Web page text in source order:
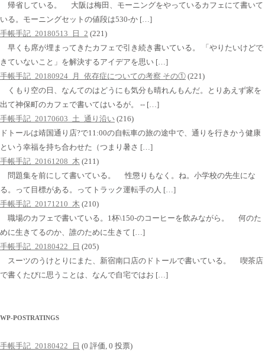
帰省している。 大阪は梅田、モーニングをやっているカフェにて書いて
いる。モーニングセットの値段は530-か […]
手帳手記_20180513_日_2 (221)
早くも席が埋まってきたカフェで引き続き書いている。 「やりたいけどで
きていないこと」を解決するアイデアを思い […]
手帳手記_20180924_月_依存症についての考察 その① (221)
くもり空の日、なんてのはどうにも気分も晴れんもんだ。とりあえず家を
出て神保町のカフェで書いてはいるが。 -- […]
手帳手記_20170603_土_通り沿い (216)
ドトールは靖国通り店?で11:00の自転車の旅の途中で、通りを行きかう健康
という幸福を持ち合わせた（つまり暑さ […]
手帳手記_20161208_木 (211)
問題集を前にして書いている。 性懲りもなく。ね。小学校の先生にな
る。って目標がある。ってトラック運転手の人 […]
手帳手記_20171210_木 (210)
職場のカフェで書いている。1杯\150-のコーヒーを飲みながら。 何のた
めに生きてるのか、誰のために生きて […]
手帳手記_20180422_日 (205)
スーツのうけとりにまた、新宿南口店のドトールで書いている。 喫茶店
で書くたびに思うことは、なんで自宅ではお […]
WP-POSTRATINGS
手帳手記_20180422_日 (0 評価, 0 投票)